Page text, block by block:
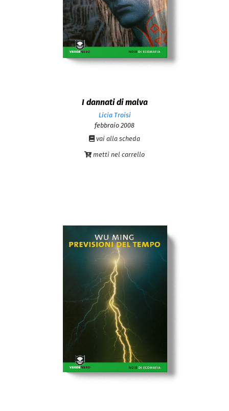
I dannati di malva
Licia Troisi
febbraio 2008
vai alla scheda
metti nel carrello